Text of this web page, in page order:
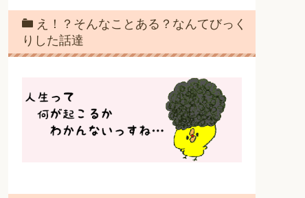
え！？そんなことある？なんてびっく
りした話達